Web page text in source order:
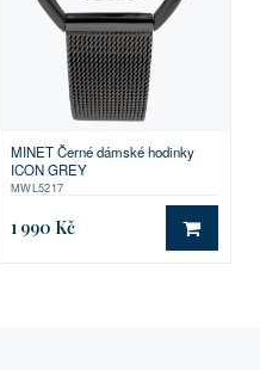
MINET Černé dámské hodinky
ICON GREY
MWL5217
1 990 Kč DO